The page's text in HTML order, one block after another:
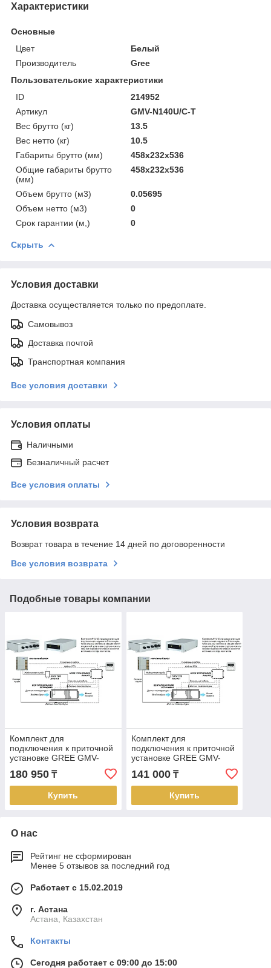
Характеристики
Основные
Цвет
Белый
Производитель
Gree
Пользовательские характеристики
ID
214952
Артикул
GMV-N140U/C-T
Вес брутто (кг)
13.5
Вес нетто (кг)
10.5
Габариты брутто (мм)
458x232x536
Общие габариты брутто
(мм)
458x232x536
Объем брутто (м3)
0.05695
Объем нетто (м3)
0
Срок гарантии (м,)
0
Скрыть
Условия доставки
Доставка осуществляется только по предоплате.
Самовывоз
Доставка почтой
Транспортная компания
Все условия доставки
Условия оплаты
Наличными
Безналичный расчет
Все условия оплаты
Условия возврата
Возврат товара в течение 14 дней по договоренности
Все условия возврата
Подобные товары компании
Комплект для
подключения к приточной
установке GREE GMV-
N560U/C-T (AHU KIT)
180 950 ₸
Купить
Комплект для
подключения к приточной
установке GREE GMV-
N280U/C-T (AHU KIT)
141 000₸
Купить
О нас
Рейтинг не сформирован
Менее 5 отзывов за последний год
Работает с 15.02.2019
г. Астана
Астана, Казахстан
Контакты
Сегодня работает с 09:00 до 15:00